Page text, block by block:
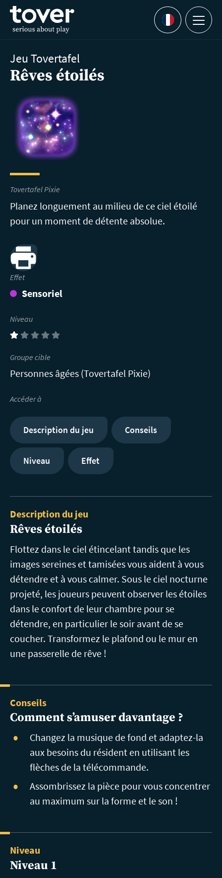
Aller au contenu principal
Languages
Menu
Jeu Tovertafel
Rêves étoilés
Tovertafel Pixie
Planez longuement au milieu de ce ciel étoilé
pour un moment de détente absolue.
Print
Effet
Sensoriel
Niveau
(1)
Groupe cible
Personnes âgées (Tovertafel Pixie)
Accéder à
Description du jeu Conseils
Niveau Effet
Description du jeu
Rêves étoilés
Flottez dans le ciel étincelant tandis que les
images sereines et tamisées vous aident à vous
détendre et à vous calmer. Sous le ciel nocturne
projeté, les joueurs peuvent observer les étoiles
dans le confort de leur chambre pour se
détendre, en particulier le soir avant de se
coucher. Transformez le plafond ou le mur en
une passerelle de rêve !
Conseils
Comments’amuser davantage ?
Changez la musique de fond et adaptez-la
aux besoins du résident en utilisant les
flèches de la télécommande.
Assombrissez la pièce pour vous concentrer
au maximum sur la forme et le son !
Niveau
Niveau 1